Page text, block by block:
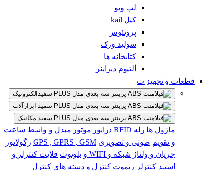
لب ویو
کیل kail
پروتئوس
سولید ورک
کتابخانه ها
آلتیوم دیزاینر
قطعات و تجهیزات
الکترونیک
ابزارآلات
مکانیک
ماژول ها رله RFID درایور موتور مبدل و واسط ساعت
و تقویم صوتی و تصویری GPS , GPRS , GSM رگولاتور
جریان و ولتاژ شبکه و WIFI و بلوتوث
فلایت کنترلر و
اسپید کنترلر ریموت کنترل و دسته های کنترل